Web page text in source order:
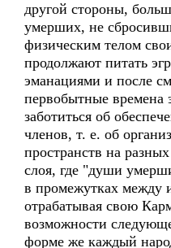
другой стороны,
умерших, не
физическим телом
продолжают питать
эманациями и после
первобытные времена
заботиться об
членов, т. е. об
пространств на
слоя, где "души
в промежутках между
отрабатывая свою
возможности
форме же каждый